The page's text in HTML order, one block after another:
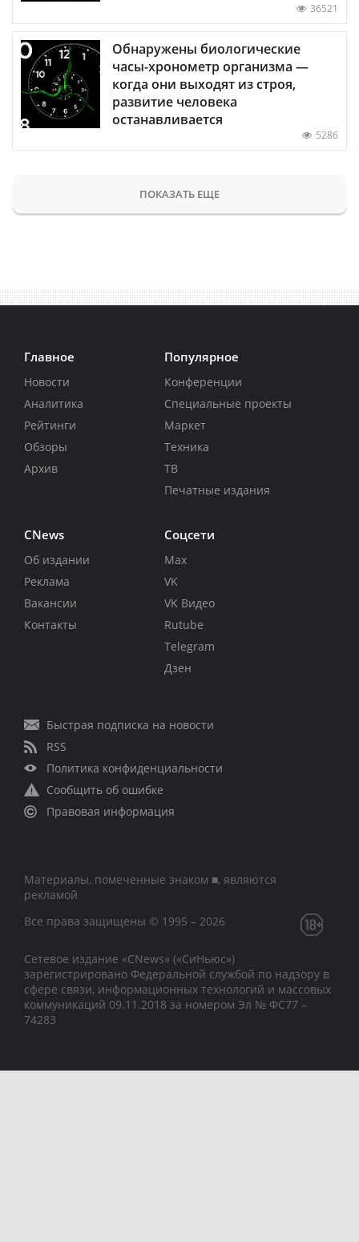
36521
Обнаружены биологические
часы-хронометр организма —
когда они выходят из строя,
развитие человека
останавливается
5286
ПОКАЗАТЬ ЕЩЕ
Главное
Новости
Аналитика
Рейтинги
Обзоры
Архив
Популярное
Конференции
Специальные проекты
Маркет
Техника
ТВ
Печатные издания
CNews
Об издании
Реклама
Вакансии
Контакты
Соцсети
Max
VK
VK Видео
Rutube
Telegram
Дзен
Быстрая подписка на новости
RSS
Политика конфиденциальности
Сообщить об ошибке
Правовая информация
Материалы, помеченные знаком ■, являются
рекламой
Все права защищены © 1995 – 2026
Сетевое издание «CNews» («СиНьюс»)
зарегистрировано Федеральной службой по надзору в
сфере связи, информационных технологий и массовых
коммуникаций 09.11.2018 за номером Эл № ФС77 –
74283